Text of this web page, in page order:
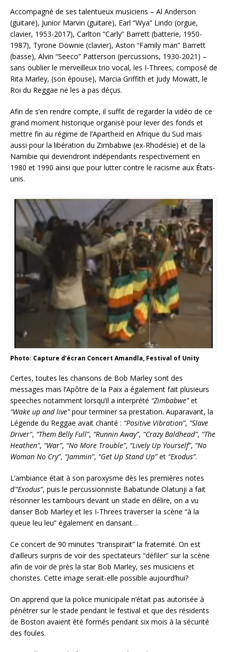
Accompagné de ses talentueux musiciens – Al Anderson
(guitare), Junior Marvin (guitare), Earl “Wya” Lindo (orgue,
clavier, 1953-2017), Carlton “Carly” Barrett (batterie, 1950-
1987), Tyrone Downie (clavier), Aston “Family man” Barrett
(basse), Alvin “Seeco” Patterson (percussions, 1930-2021) –
sans oublier le merveilleux trio vocal, les I-Threes, composé de
Rita Marley, (son épouse), Marcia Griffith et Judy Mowatt, le
Roi du Reggae ne les a pas déçus.
Afin de s’en rendre compte, il suffit de regarder la vidéo de ce
grand moment historique organisé pour lever des fonds et
mettre fin au régime de l’Apartheid en Afrique du Sud mais
aussi pour la libération du Zimbabwe (ex-Rhodésie) et de la
Namibie qui deviendront indépendants respectivement en
1980 et 1990 ainsi que pour lutter contre le racisme aux États-
unis.
Photo: Capture d’écran Concert Amandla, Festival of Unity
Certes, toutes les chansons de Bob Marley sont des
messages mais l’Apôtre de la Paix a également fait plusieurs
speeches notamment lorsqu’il a interprété “Zimbabwe”et
“Wake up and live”pour terminer sa prestation. Auparavant, la
Légende du Reggae avait chanté : “Positive Vibration”, “Slave
Driver”, “Them Belly Full”, “Runnin Away”, “Crazy Baldhead”, “The
Heathen”, “War”, “No More Trouble”, “Lively Up Yourself”, “No
Woman No Cry”, “Jammin”, “Get Up Stand Up”et “Exodus”.
L’ambiance était à son paroxysme dès les premières notes
d’“Exodus”, puis le percussionniste Babatunde Olatunji a fait
résonner les tambours devant un stade en délire, on a vu
danser Bob Marley et les I-Threes traverser la scène “à la
queue leu leu” également en dansant…
Ce concert de 90 minutes “transpirait” la fraternité. On est
d’ailleurs surpris de voir des spectateurs “défiler” sur la scène
afin de voir de près la star Bob Marley, ses musiciens et
choristes. Cette image serait-elle possible aujourd’hui?
On apprend que la police municipale n’était pas autorisée à
pénétrer sur le stade pendant le festival et que des résidents
de Boston avaient été formés pendant six mois à la sécurité
des foules.